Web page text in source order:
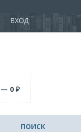
ВХОД
— 0 ₽
ПОИСК